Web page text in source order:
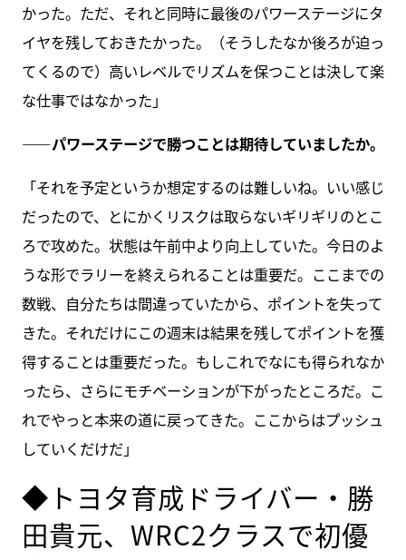
かった。ただ、それと同時に最後のパワーステージにタ
イヤを残しておきたかった。（そうしたなか後ろが迫っ
てくるので）高いレベルでリズムを保つことは決して楽
な仕事ではなかった」
――パワーステージで勝つことは期待していましたか。
「それを予定というか想定するのは難しいね。いい感じ
だったので、とにかくリスクは取らないギリギリのとこ
ろで攻めた。状態は午前中より向上していた。今日のよ
うな形でラリーを終えられることは重要だ。ここまでの
数戦、自分たちは間違っていたから、ポイントを失って
きた。それだけにこの週末は結果を残してポイントを獲
得することは重要だった。もしこれでなにも得られなか
ったら、さらにモチベーションが下がったところだ。こ
れでやっと本来の道に戻ってきた。ここからはプッシュ
していくだけだ」
◆トヨタ育成ドライバー・勝
田貴元、WRC2クラスで初優